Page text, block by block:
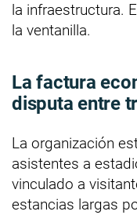
la infraestructura.
la ventanilla.
La factura
disputa entre
La organización
asistentes a
vinculado a
estancias largas